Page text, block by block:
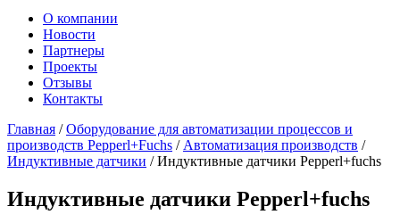
О компании
Новости
Партнеры
Проекты
Отзывы
Контакты
Главная / Оборудование для автоматизации процессов и
производств Pepperl+Fuchs / Автоматизация производств /
Индуктивные датчики / Индуктивные датчики Pepperl+fuchs
Индуктивные датчики Pepperl+fuchs